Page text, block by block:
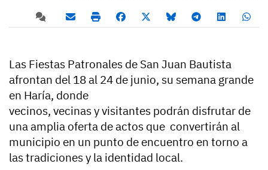
Las Fiestas Patronales de San Juan Bautista
afrontan del 18 al 24 de junio, su semana grande
en Haría, donde
vecinos, vecinas y visitantes podrán disfrutar de
una amplia oferta de actos que convertirán al
municipio en un punto de encuentro en torno a
las tradiciones y la identidad local.